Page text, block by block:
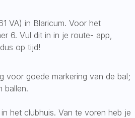
VA) in Blaricum. Voor het
6. Vul dit in in je route- app,
op tijd!
voor goede markering van de bal;
ballen.
het clubhuis. Van te voren heb je